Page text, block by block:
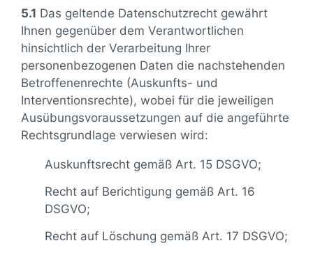
5.1 Das geltende Datenschutzrecht gewährt
Ihnen gegenüber dem Verantwortlichen
hinsichtlich der Verarbeitung Ihrer
personenbezogenen Daten die nachstehenden
Betroffenenrechte (Auskunfts- und
Interventionsrechte), wobei für die jeweiligen
Ausübungsvoraussetzungen auf die angeführte
Rechtsgrundlage verwiesen wird:
Auskunftsrecht gemäß Art. 15 DSGVO;
Recht auf Berichtigung gemäß Art. 16
DSGVO;
Recht auf Löschung gemäß Art. 17 DSGVO;